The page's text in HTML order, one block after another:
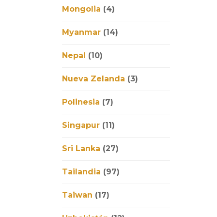
Mongolia (4)
Myanmar (14)
Nepal (10)
Nueva Zelanda (3)
Polinesia (7)
Singapur (11)
Sri Lanka (27)
Tailandia (97)
Taiwan (17)